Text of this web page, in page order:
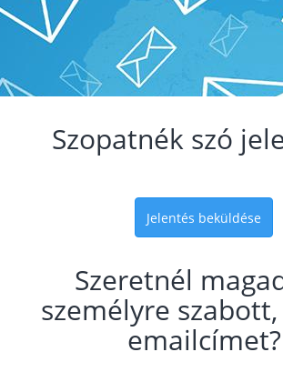
Szopatnék szó
Jelentés beküldése
Szeretnél
személyre
emailcímet?